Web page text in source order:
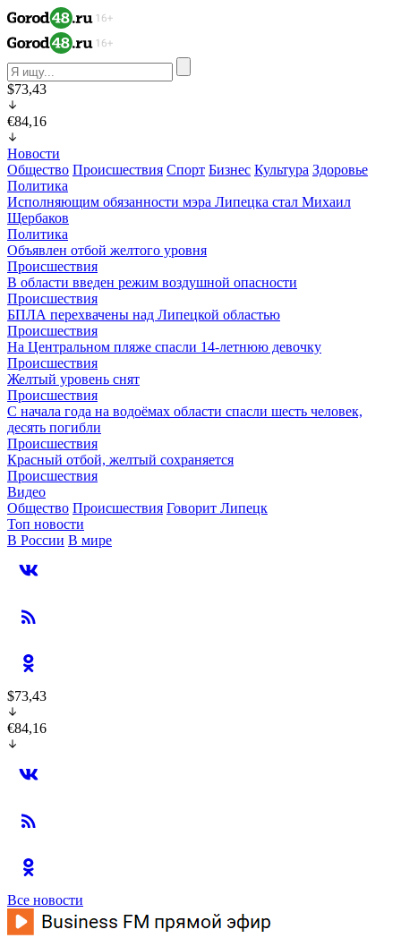
$73,43
€84,16
Новости
Общество Происшествия Спорт Бизнес Культура Здоровье
Политика
Исполняющим обязанности мэра Липецка стал Михаил
Щербаков
Политика
Объявлен отбой желтого уровня
Происшествия
В области введен режим воздушной опасности
Происшествия
БПЛА перехвачены над Липецкой областью
Происшествия
На Центральном пляже спасли 14-летнюю девочку
Происшествия
Желтый уровень снят
Происшествия
С начала года на водоёмах области спасли шесть человек,
десять погибли
Происшествия
Красный отбой, желтый сохраняется
Происшествия
Видео
Общество Происшествия Говорит Липецк
Топ новости
В России В мире
$73,43
€84,16
Все новости